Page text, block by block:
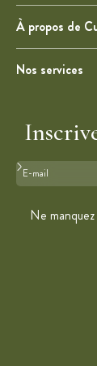
À propos de
Nos services
Format :
Ne